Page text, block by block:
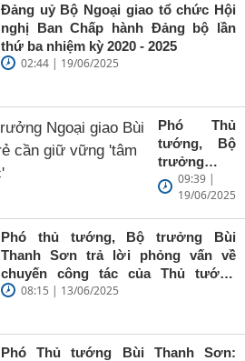
Đảng uỷ Bộ Ngoại giao tổ chức Hội
nghị Ban Chấp hành Đảng bộ lần
thứ ba nhiệm kỳ 2020 - 2025
02:44 | 19/06/2025
Phó Thủ
tướng, Bộ
trưởng
Ngoại giao
Bùi Thanh
Sơn: Nhà
báo trẻ cần
giữ vững
'tâm trong,
09:39 |
19/06/2025
Phó thủ tướng, Bộ trưởng Bùi
Thanh Sơn trả lời phỏng vấn về
chuyến công tác của Thủ tướng
Chính phủ đến Estonia, Pháp và
08:15 | 13/06/2025
Phó Thủ tướng Bùi Thanh Sơn: